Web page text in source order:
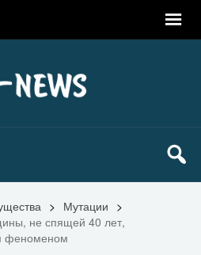
> Мутации >
не спящей 40 лет,
феноменом